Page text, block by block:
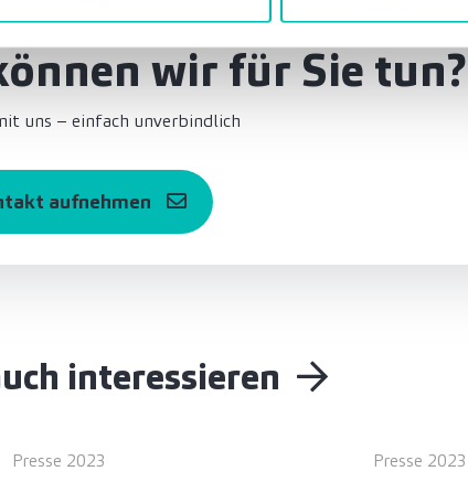
wir für Sie tun?
uns – einfach unverbindlich
aufnehmen
interessieren
Presse 2023 Presse 2023